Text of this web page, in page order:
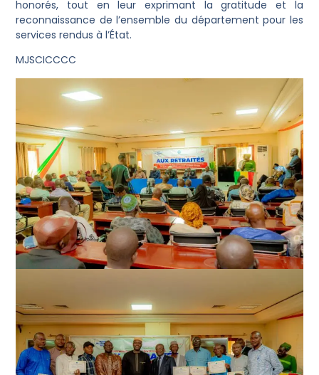
honorés, tout en leur exprimant la gratitude et la
reconnaissance de l’ensemble du département pour les
services rendus à l’État.
MJSCICCCC